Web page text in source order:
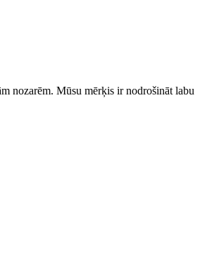
nozarēm. Mūsu mērķis ir nodrošināt labu